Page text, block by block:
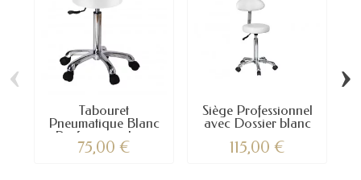
Tabouret
Pneumatique Blanc
Professionnel –...
75,00 €
Siège Professionnel
avec Dossier blanc
115,00 €
‹ ›